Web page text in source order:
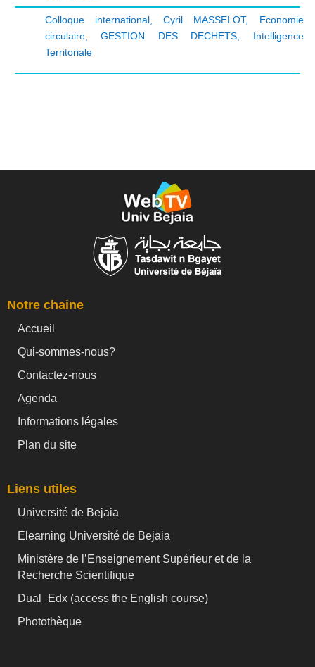
Colloque international, Cyril MASSELOT, Economie
circulaire, GESTION DES DECHETS
Intelligence
Territoriale
Notre chaine
Accueil
Qui-sommes-nous?
Contactez-nous
Agenda
Informations légales
Plan du site
Liens utiles
Université de Bejaia
Elearning Université de Bejaia
Ministère de l’Enseignement Supérieur et de la
Recherche Scientifique
Dual_Edx (access the English course)
Photothèque